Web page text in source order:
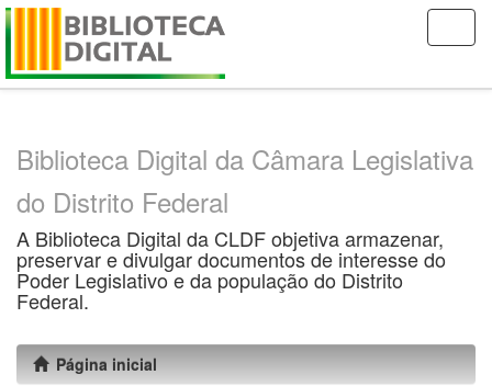
Skip
Biblioteca Digital da Câmara Legislativa
do Distrito Federal
A Biblioteca Digital da CLDF objetiva armazenar,
preservar e divulgar documentos de interesse do
Poder Legislativo e da população do Distrito
Federal.
Página inicial